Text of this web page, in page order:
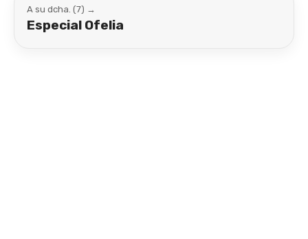
A su dcha. (7) →
Especial Ofelia